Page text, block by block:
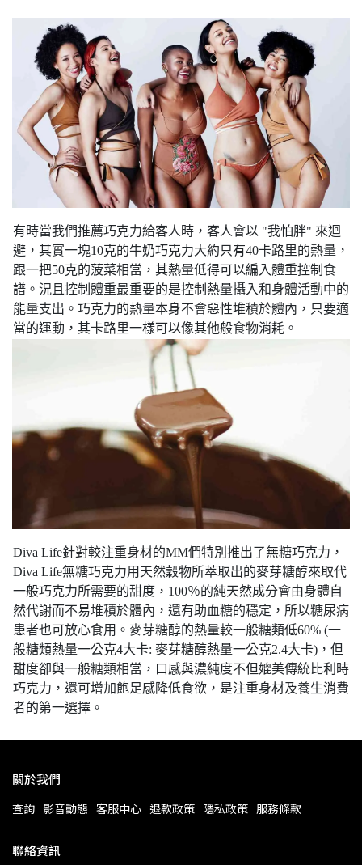
有時當我們推薦巧克力給客人時，客人會以 "我怕胖" 來迴
避，其實一塊10克的牛奶巧克力大約只有40卡路里的熱量，
跟一把50克的菠菜相當，其熱量低得可以編入體重控制食
譜。況且控制體重最重要的是控制熱量攝入和身體活動中的
能量支出。巧克力的熱量本身不會惡性堆積於體內，只要適
當的運動，其卡路里一樣可以像其他般食物消耗。
Diva Life針對較注重身材的MM們特別推出了無糖巧克力，
Diva Life無糖巧克力用天然穀物所萃取出的麥芽糖醇來取代
一般巧克力所需要的甜度，100％的純天然成分會由身體自
然代謝而不易堆積於體內，還有助血糖的穩定，所以糖尿病
患者也可放心食用。麥芽糖醇的熱量較一般糖類低60% (一
般糖類熱量一公克4大卡: 麥芽糖醇熱量一公克2.4大卡)，但
甜度卻與一般糖類相當，口感與濃純度不但媲美傳統比利時
巧克力，還可增加飽足感降低食欲，是注重身材及養生消費
者的第一選擇。
關於我們
查詢 影音動態 客服中心 退款政策 隱私政策 服務條款
聯絡資訊